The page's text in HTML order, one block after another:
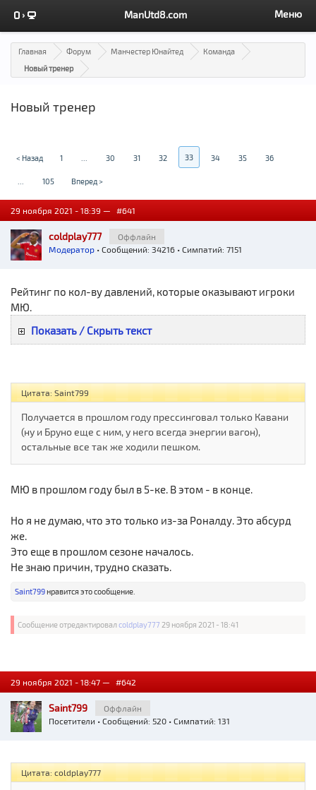
ManUtd8.com Меню
Главная Форум Манчестер Юнайтед
Команда
Новый тренер
Новый тренер
< Назад 1 30 31 32 33 34 35 36
105 Вперед >
29 ноября 2021 - 18:39 — #641
coldplay777
Оффлайн
Модератор • Сообщений: 34216 • Симпатий: 7151
Рейтинг по кол-ву давлений, которые оказывают игроки
МЮ.
Показать / Скрыть текст
Цитата: Saint799
Получается в прошлом году прессинговал только Кавани
(ну и Бруно еще с ним, у него всегда энергии вагон),
остальные все так же ходили пешком.
МЮ в прошлом году был в 5-ке. В этом - в конце.
Но я не думаю, что это только из-за Роналду. Это абсурд
же.
Это еще в прошлом сезоне началось.
Не знаю причин, трудно сказать.
Saint799нравится это сообщение.
Сообщение отредактировалcoldplay777 29 ноября 2021 - 18:41
29 ноября 2021 - 18:47 — #642
Saint799
Оффлайн
Посетители • Сообщений: 520 • Симпатий: 131
Цитата: coldplay777